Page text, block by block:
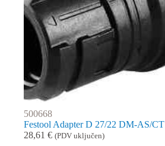
500668
Festool Adapter D 27/22 DM-AS/CT
28,61 € (PDV uključen)